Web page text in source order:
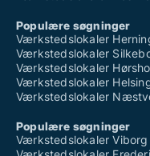
Populære søgninger
Værkstedslokaler
Værkstedslokaler
Værkstedslokaler
Værkstedslokaler
Værkstedslokaler
Populære søgninger
Værkstedslokaler Viborg